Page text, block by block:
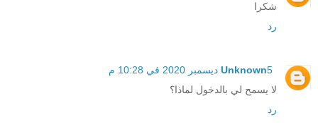
شكرا
رد
Unknown5 ديسمبر 2020 في 10:28 م
لا يسمح لي بالدخول لماذا؟
رد